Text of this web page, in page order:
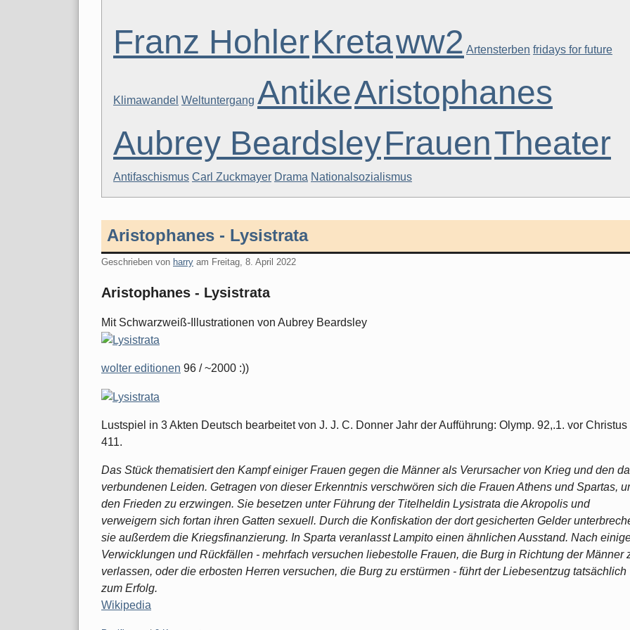
Franz HohlerKretaww2 Artensterben fridays for future
Klimawandel Weltuntergang AntikeAristophanes
Aubrey BeardsleyFrauenTheater
Antifaschismus Carl Zuckmayer Drama Nationalsozialismus
Aristophanes - Lysistrata
Geschrieben von harry am Freitag, 8. April 2022
Aristophanes - Lysistrata
Mit Schwarzweiß-Illustrationen von Aubrey Beardsley
wolter editionen 96 / ~2000 :))
Lustspiel in 3 Akten Deutsch bearbeitet von J. J. C. Donner Jahr der Aufführung: Olymp. 92,.1. vor Christus
411.
Das Stück thematisiert den Kampf einiger Frauen gegen die Männer als Verursacher von Krieg und den
verbundenen Leiden. Getragen von dieser Erkenntnis verschwören sich die Frauen Athens und Spartas,
den Frieden zu erzwingen. Sie besetzen unter Führung der Titelheldin Lysistrata die Akropolis und
verweigern sich fortan ihren Gatten sexuell. Durch die Konfiskation der dort gesicherten Gelder
sie außerdem die Kriegsfinanzierung. In Sparta veranlasst Lampito einen ähnlichen Ausstand. Nach
Verwicklungen und Rückfällen - mehrfach versuchen liebestolle Frauen, die Burg in Richtung der Männer
verlassen, oder die erbosten Herren versuchen, die Burg zu erstürmen - führt der Liebesentzug tatsächlich
zum Erfolg.
Wikipedia